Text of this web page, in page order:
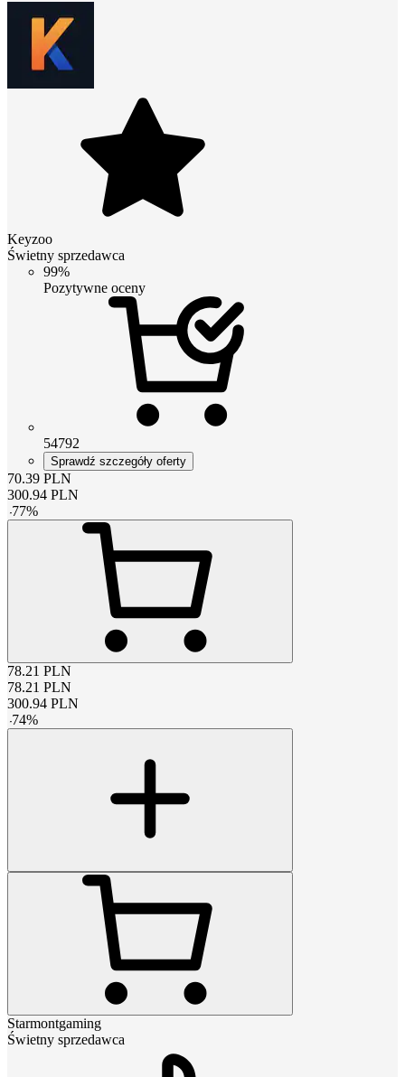
Keyzoo
Świetny sprzedawca
99%
Pozytywne oceny
54792
Sprawdź szczegóły oferty
70.39 PLN
300.94 PLN
-77%
78.21 PLN
78.21 PLN
300.94 PLN
-74%
Starmontgaming
Świetny sprzedawca